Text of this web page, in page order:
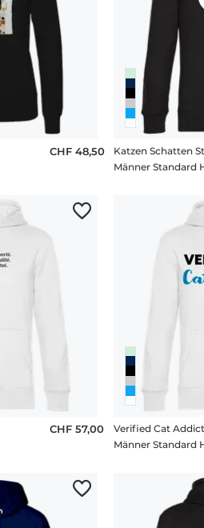
CHF 48,50
Katzen Schatten
Männer Standard
CHF 57,00
Verified Cat Addict
Männer Standard